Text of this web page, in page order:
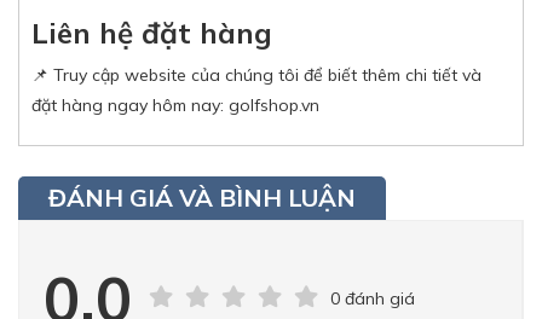
Liên hệ đặt hàng
📌 Truy cập website của chúng tôi để biết thêm chi tiết và
đặt hàng ngay hôm nay: golfshop.vn
ĐÁNH GIÁ VÀ BÌNH LUẬN
0.0 0 đánh giá